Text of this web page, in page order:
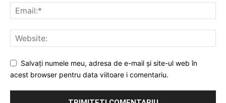
Salvați numele meu, adresa de e-mail și site-ul web în
acest browser pentru data viitoare i comentariu.